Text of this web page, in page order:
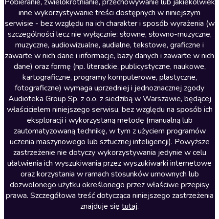
Literatura faktu
Literatura obyczajowa
Literatura piękna obca
Literatura piękna polska
Nagrania relaksacyjne
Nauka języków
Nauki humanistyczne
Podcasty i audycje
Polityka
Prasa
Religia
Romans
inne wykorzystywanie treści dostępnych w niniejszym
serwisie - bez względu na ich charakter i sposób wyrażenia (w
szczególności lecz nie wyłącznie: słowne, słowno-muzyczne,
muzyczne, audiowizualne, audialne, tekstowe, graficzne i
zawarte w nich dane i informacje, bazy danych i zawarte w nich
dane) oraz formę (np. literackie, publicystyczne, naukowe,
kartograficzne, programy komputerowe, plastyczne,
fotograficzne) wymaga uprzedniej i jednoznacznej zgody
Audioteka Group Sp. z o.o. z siedzibą w Warszawie, będącej
właścicielem niniejszego serwisu, bez względu na sposób ich
eksploracji i wykorzystaną metodę (manualną lub
zautomatyzowaną technikę, w tym z użyciem programów
uczenia maszynowego lub sztucznej inteligencji). Powyższe
zastrzeżenie nie dotyczy wykorzystywania jedynie w celu
ułatwienia ich wyszukiwania przez wyszukiwarki internetowe
oraz korzystania w ramach stosunków umownych lub
dozwolonego użytku określonego przez właściwe przepisy
prawa. Szczegółowa treść dotycząca niniejszego zastrzeżenia
znajduje się tutaj.